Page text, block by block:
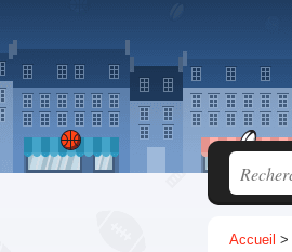
Accueil >